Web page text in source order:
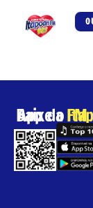
Baixe o App daItapoan FM